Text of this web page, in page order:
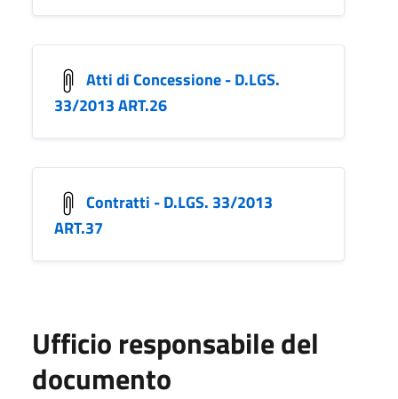
Atti di Concessione - D.LGS.
33/2013 ART.26
Contratti - D.LGS. 33/2013
ART.37
Ufficio responsabile del
documento